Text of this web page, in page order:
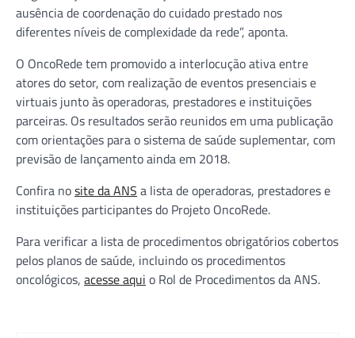
ausência de coordenação do cuidado prestado nos
diferentes níveis de complexidade da rede”, aponta.
O OncoRede tem promovido a interlocução ativa entre
atores do setor, com realização de eventos presenciais e
virtuais junto às operadoras, prestadores e instituições
parceiras. Os resultados serão reunidos em uma publicação
com orientações para o sistema de saúde suplementar, com
previsão de lançamento ainda em 2018.
Confira nosite da ANS a lista de operadoras, prestadores e
instituições participantes do Projeto OncoRede.
Para verificar a lista de procedimentos obrigatórios cobertos
pelos planos de saúde, incluindo os procedimentos
oncológicos, acesse aqui o Rol de Procedimentos da ANS.